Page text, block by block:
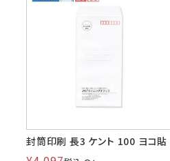
封筒印刷 長3 ケント 100 ヨコ貼